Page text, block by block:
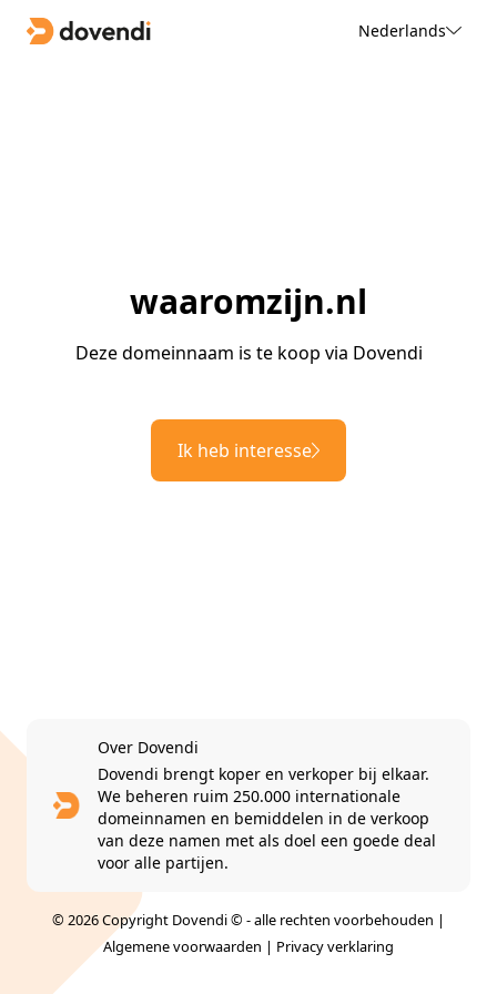
Nederlands
waaromzijn.nl
Deze domeinnaam is te koop via Dovendi
Ik heb interesse
Over Dovendi
Dovendi brengt koper en verkoper bij elkaar.
We beheren ruim 250.000 internationale
domeinnamen en bemiddelen in de verkoop
van deze namen met als doel een goede deal
voor alle partijen.
© 2026 Copyright Dovendi © - alle rechten voorbehouden |
Algemene voorwaarden | Privacy verklaring